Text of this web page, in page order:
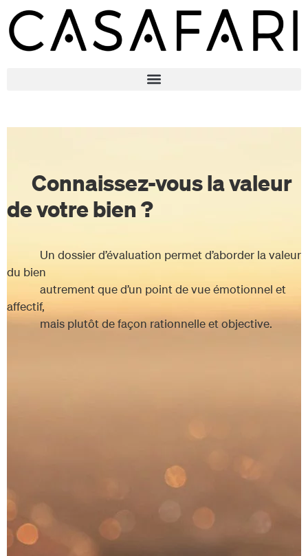
Connaissez-vous la valeur
de votre bien ?
Un dossier d’évaluation permet d’aborder la valeur
du bien
autrement que d’un point de vue émotionnel et
affectif,
mais plutôt de façon rationnelle et objective.